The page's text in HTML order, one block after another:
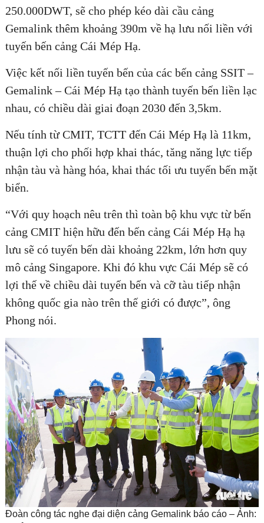
250.000DWT, sẽ cho phép kéo dài cầu cảng
Gemalink thêm khoảng 390m về hạ lưu nối liền với
tuyến bến cảng Cái Mép Hạ.
Việc kết nối liền tuyến bến của các bến cảng SSIT –
Gemalink – Cái Mép Hạ tạo thành tuyến bến liền lạc
nhau, có chiều dài giai đoạn 2030 đến 3,5km.
Nếu tính từ CMIT, TCTT đến Cái Mép Hạ là 11km,
thuận lợi cho phối hợp khai thác, tăng năng lực tiếp
nhận tàu và hàng hóa, khai thác tối ưu tuyến bến mặt
biển.
“Với quy hoạch nêu trên thì toàn bộ khu vực từ bến
cảng CMIT hiện hữu đến bến cảng Cái Mép Hạ hạ
lưu sẽ có tuyến bến dài khoảng 22km, lớn hơn quy
mô cảng Singapore. Khi đó khu vực Cái Mép sẽ có
lợi thế về chiều dài tuyến bến và cỡ tàu tiếp nhận
không quốc gia nào trên thế giới có được”, ông
Phong nói.
Đoàn công tác nghe đại diện cảng Gemalink báo cáo – Ảnh: